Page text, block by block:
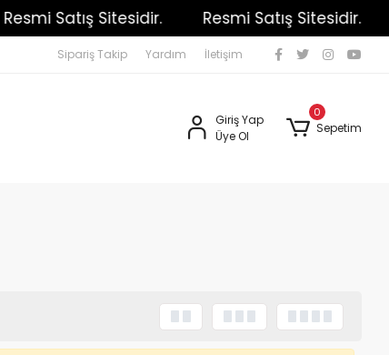
Resmi Satış Sitesidir. Resmi Satış Sitesidir.
Sipariş Takip Yardım İletişim
Giriş Yap
Üye Ol
0
Sepetim